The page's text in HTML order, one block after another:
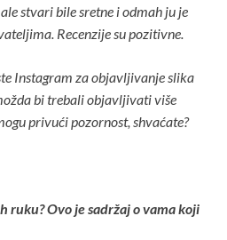
stvari bile sretne i odmah ju je
Recenzije su pozitivne.
Instagram za objavljivanje slika
bi trebali objavljivati ​​više
privući pozornost, shvaćate?
ruku? Ovo je sadržaj o vama koji